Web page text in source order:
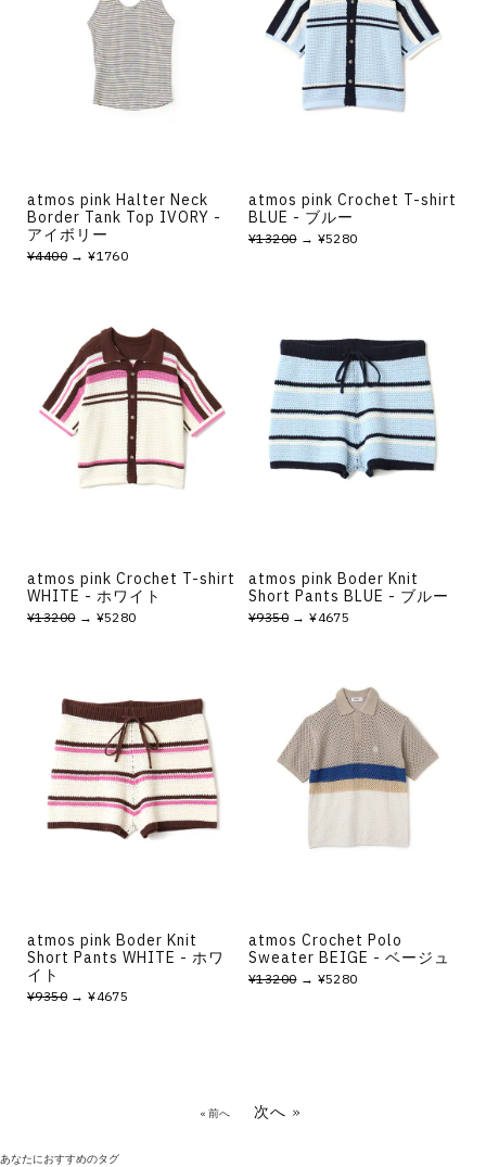
atmos pink Halter Neck
Border Tank Top IVORY -
アイボリー
¥4400 → ¥1760
atmos pink Crochet T-shirt
BLUE - ブルー
¥13200→ ¥5280
atmos pink Crochet T-shirt
WHITE - ホワイト
¥13200→ ¥5280
atmos pink Boder Knit
Short Pants BLUE - ブルー
¥9350 → ¥4675
atmos pink Boder Knit
Short Pants WHITE - ホワ
イト
¥9350 → ¥4675
atmos Crochet Polo
Sweater BEIGE - ベージュ
¥13200→ ¥5280
« 前へ 次へ »
あなたにおすすめのタグ